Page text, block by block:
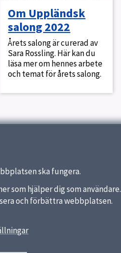
Om Uppländsk
salong 2022
Årets salong är curerad av
Sara Rossling. Här kan du
läsa mer om hennes arbete
och temat för årets salong.
ska fungera.
som hjälper dig som användare.
och förbättra webbplatsen.